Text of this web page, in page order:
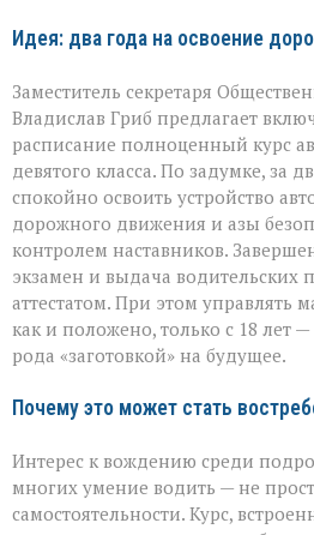
Идея: два года на освоение
Заместитель секретаря
Владислав Гриб предлагает
расписание полноценный курс
девятого класса. По задумке, за
спокойно освоить устройство
дорожного движения и азы
контролем наставников.
экзамен и выдача водительских
аттестатом. При этом управлять
как и положено, только с 18 лет —
рода «заготовкой» на будущее.
Почему это может стать
Интерес к вождению среди
многих умение водить — не
самостоятельности. Курс,